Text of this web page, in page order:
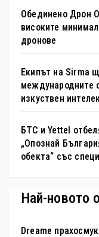
Обединено Дрон
високите
дронове
Екипът на Sirma
международните
изкуствен
БТС и Yettel
„Опознай
обекта“ със
Най-новото
Dreame